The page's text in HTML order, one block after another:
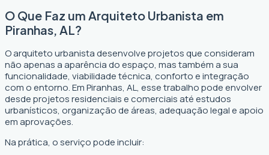
O Que Faz um Arquiteto Urbanista em
Piranhas, AL?
O arquiteto urbanista desenvolve projetos que consideram
não apenas a aparência do espaço, mas também a sua
funcionalidade, viabilidade técnica, conforto e integração
com o entorno. Em Piranhas, AL, esse trabalho pode envolver
desde projetos residenciais e comerciais até estudos
urbanísticos, organização de áreas, adequação legal e apoio
em aprovações.
Na prática, o serviço pode incluir: